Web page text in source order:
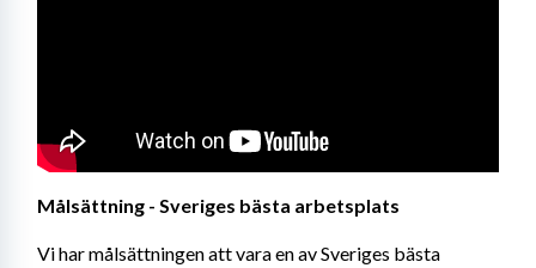
Målsättning - Sveriges bästa arbetsplats
Vi har målsättningen att vara en av Sveriges bästa